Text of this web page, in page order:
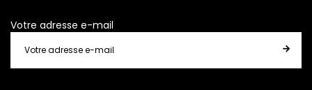
Votre adresse e-mail